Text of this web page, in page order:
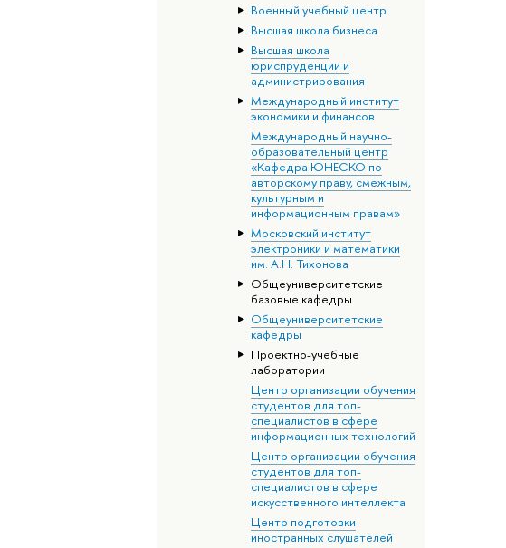
Военный учебный центр
Высшая школа бизнеса
Высшая школа
юриспруденции и
администрирования
Международный институт
экономики и финансов
Международный научно-
образовательный центр
«Кафедра ЮНЕСКО по
авторскому праву, смежным,
культурным и
информационным правам»
Московский институт
электроники и математики
им. А.Н. Тихонова
Общеуниверситетские
базовые кафедры
Общеуниверситетские
кафедры
Проектно-учебные
лаборатории
Центр организации обучения
студентов для топ-
специалистов в сфере
информационных технологий
Центр организации обучения
студентов для топ-
специалистов в сфере
искусственного интеллекта
Центр подготовки
иностранных слушателей